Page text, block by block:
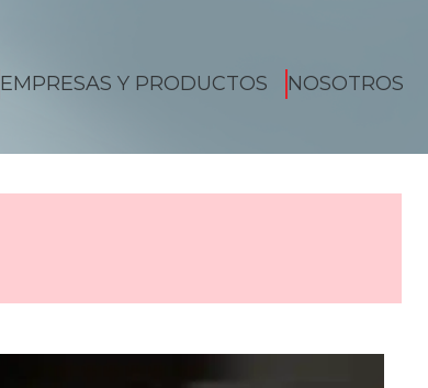
EMPRESAS Y PRODUCTOS NOSOTROS